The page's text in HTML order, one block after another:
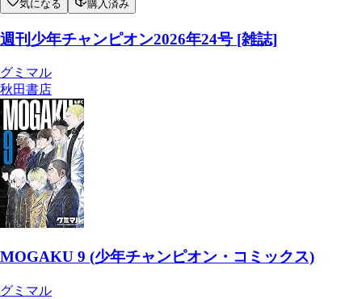
気になる 購入済み
週刊少年チャンピオン2026年24号 [雑誌]
グミマル
秋田書店
MOGAKU 9 (少年チャンピオン・コミックス)
グミマル